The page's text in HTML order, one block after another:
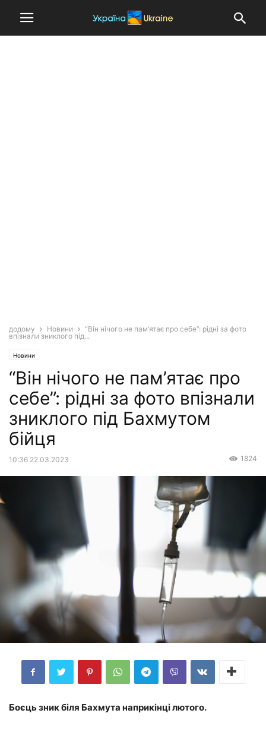
додому Новини
“Він нічого не пам’ятає про себе”: рідні за фото
впізнали зниклого під...
Новини
“Він нічого не пам’ятає про
себе”: рідні за фото впізнали
зниклого під Бахмутом
бійця
10:36 22.03.2023 1824
Боєць зник біля Бахмута наприкінці лютого.